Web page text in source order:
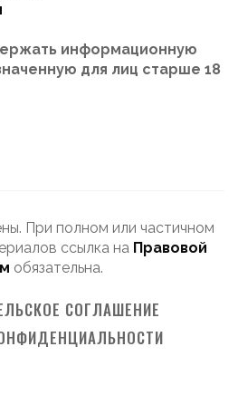
информационную
для лиц старше 18
При полном или частичном
ссылка на Правовой
обязательна.
СОГЛАШЕНИЕ